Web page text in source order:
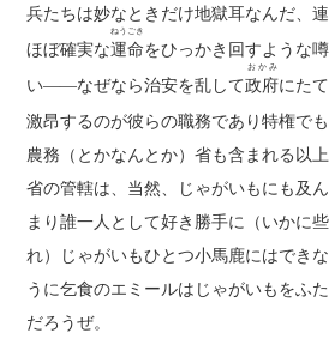
兵たちは妙なときだけ地獄耳なんだ、
ほぼ確実な運命
ねうごき
をひっかき回すような
い――なぜなら治安を乱して政府
おかみ
にた
激昂するのが彼らの職務であり特権で
農務（とかなんとか）省も含まれる以
省の管轄は、当然、じゃがいもにも及
まり誰一人として好き勝手に（いかに
れ）じゃがいもひとつ小馬鹿にはでき
うに乞食のエミールはじゃがいもをふ
だろうぜ。